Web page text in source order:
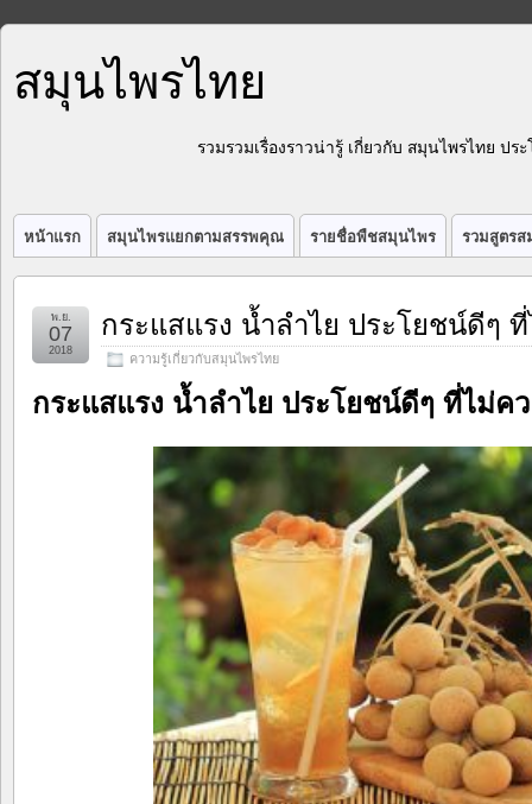
สมุนไพรไทย
รวมรวมเรื่องราวน่ารู้ เกี่ยวกับ สมุนไพรไทย ป
หน้าแรก สมุนไพรแยกตามสรรพคุณ รายชื่อพืชสมุนไพร รวมสูตรส
กระแสแรง น้ำลำไย ประโยชน์ดีๆ
ความรู้เกี่ยวกับสมุนไพรไทย
พ.ย.
07
2018
กระแสแรง น้ำลำไย ประโยชน์ดีๆ ที่ไม่ค